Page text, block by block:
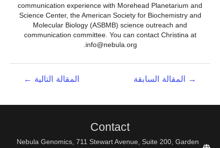
communication experience with Morehead Planetarium and
Science Center, the American Society for Biochemistry and
Molecular Biology (ASBMB) science outreach and
communication committee. You can contact Christina at
info@nebula.org.
→ المقالة السابقة المقالة التالية ←
Contact
Nebula Genomics, 711 Stewart Avenue, Suite 200, Garden